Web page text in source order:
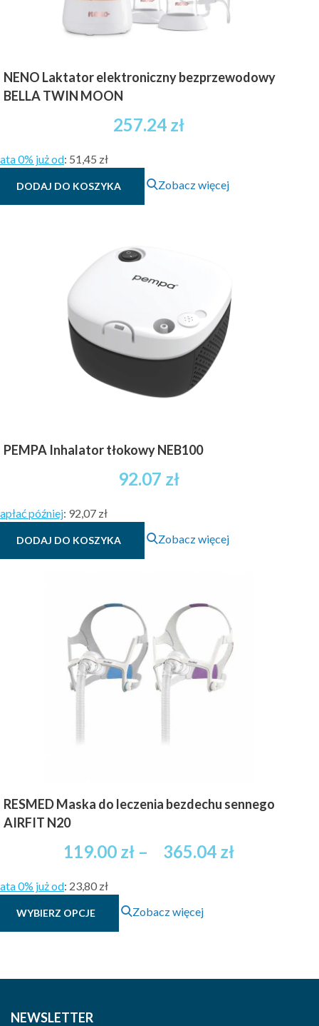
NENO Laktator elektroniczny bezprzewodowy
BELLA TWIN MOON
257.24 zł
0% już od: 51,45 zł
DODAJ DO KOSZYKA Zobacz więcej
PEMPA Inhalator tłokowy NEB100
92.07 zł
później: 92,07 zł
DODAJ DO KOSZYKA Zobacz więcej
RESMED Maska do leczenia bezdechu sennego
AIRFIT N20
119.00 zł – 365.04 złZakres
365.04 zł
0% już od: 23,80 zł
WYBIERZ OPCJE
Ten
produkt
Zobacz więcej
NEWSLETTER